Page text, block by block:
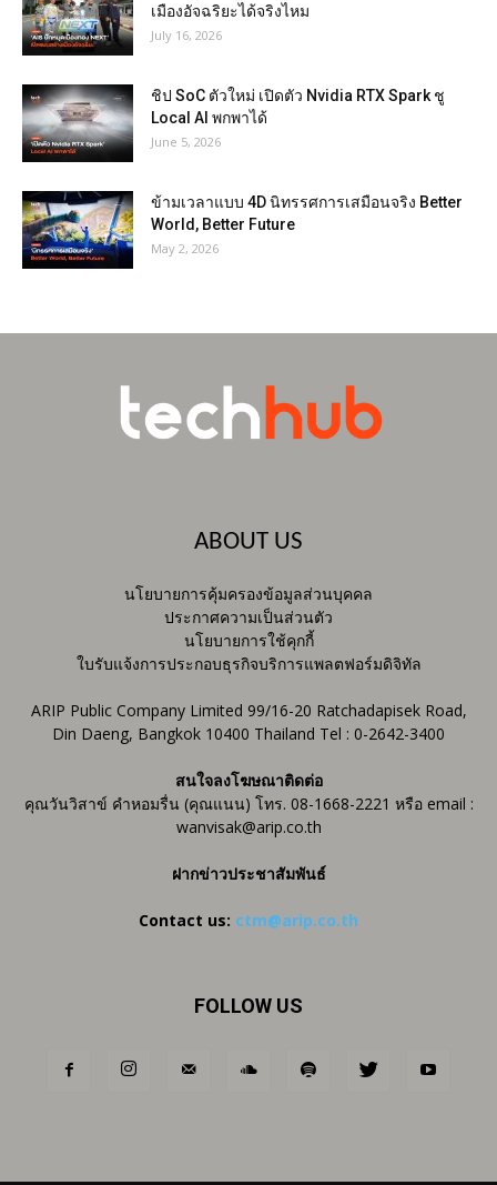
เมืองอัจฉริยะได้จริงไหม
July 16, 2026
ชิป SoC ตัวใหม่ เปิดตัว Nvidia RTX Spark ชู
Local AI พกพาได้
June 5, 2026
ข้ามเวลาแบบ 4D นิทรรศการเสมือนจริง Better
World, Better Future
May 2, 2026
ABOUT US
นโยบายการคุ้มครองข้อมูลส่วนบุคคล
ประกาศความเป็นส่วนตัว
นโยบายการใช้คุกกี้
ใบรับแจ้งการประกอบธุรกิจบริการแพลตฟอร์มดิจิทัล
ARIP Public Company Limited 99/16-20 Ratchadapisek Road,
Din Daeng, Bangkok 10400 Thailand Tel : 0-2642-3400
สนใจลงโฆษณาติดต่อ
คุณวันวิสาข์ คำหอมรื่น (คุณแนน) โทร. 08-1668-2221 หรือ email :
wanvisak@arip.co.th
ฝากข่าวประชาสัมพันธ์
Contact us: ctm@arip.co.th
FOLLOW US